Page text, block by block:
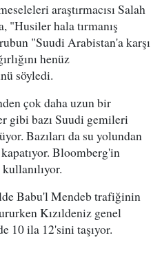
araştırmacısı Salah
"Husiler hala tırmanış
"Suudi Arabistan'a karşı
henüz
söyledi.
çok daha uzun bir
gibi bazı Suudi gemileri
Bazıları da su yolundan
Bloomberg'in
Babu'l Mendeb trafiğinin
Kızıldeniz genel
10 ila 12'sini taşıyor.